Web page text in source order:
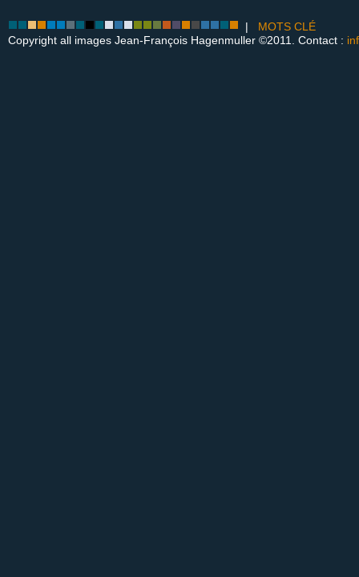
| MOTS CLÉ
Copyright all images Jean-François Hagenmuller ©2011. Contact :